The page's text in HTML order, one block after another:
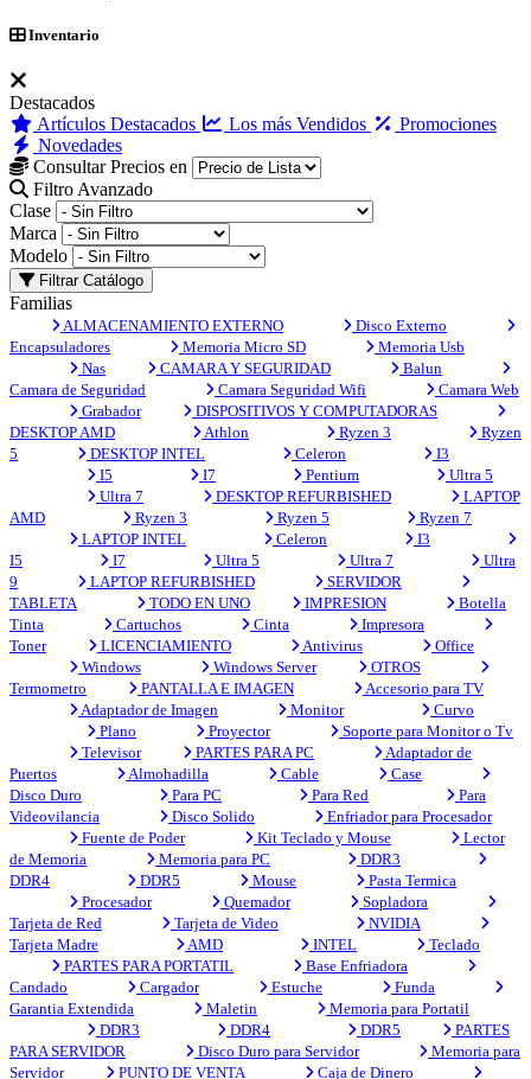
Inventario
Destacados
Artículos Destacados
Los más Vendidos
Promociones
Novedades
Consultar Precios en
Filtro Avanzado
Clase
Marca
Modelo
Filtrar Catálogo
Familias
ALMACENAMIENTO EXTERNO
Disco Externo
Encapsuladores
Memoria Micro SD
Memoria Usb
Nas
CAMARA Y SEGURIDAD
Balun
Camara de Seguridad
Camara Seguridad Wifi
Camara Web
Grabador
DISPOSITIVOS Y COMPUTADORAS
DESKTOP AMD
Athlon Ryzen 3
Ryzen
5
DESKTOP INTEL Celeron
I3
I5
I7 Pentium
Ultra 5
Ultra 7
DESKTOP REFURBISHED
LAPTOP
AMD
Ryzen 3 Ryzen 5
Ryzen 7
LAPTOP INTEL
Celeron
I3
I5
I7 Ultra 5 Ultra 7
Ultra
9
LAPTOP REFURBISHED
SERVIDOR
TABLETA
TODO EN UNO IMPRESION
Botella
Tinta
Cartuchos Cinta
Impresora
Toner
LICENCIAMIENTO Antivirus
Office
Windows
Windows Server
OTROS
Termometro
PANTALLA E IMAGEN
Accesorio para TV
Adaptador de Imagen
Monitor
Curvo
Plano
Proyector
Soporte para Monitor o Tv
Televisor
PARTES PARA PC
Adaptador de
Puertos
Almohadilla Cable
Case
Disco Duro
Para PC Para Red
Para
Videovilancia
Disco Solido
Enfriador para Procesador
Fuente de Poder
Kit Teclado y Mouse
Lector
de Memoria
Memoria para PC
DDR3
DDR4
DDR5 Mouse
Pasta Termica
Procesador
Quemador
Sopladora
Tarjeta de Red
Tarjeta de Video
NVIDIA
Tarjeta Madre
AMD INTEL
Teclado
PARTES PARA PORTATIL
Base Enfriadora
Candado
Cargador Estuche
Funda
Garantia Extendida
Maletin
Memoria para Portatil
DDR3
DDR4 DDR5
PARTES
PARA SERVIDOR
Disco Duro para Servidor
Memoria para
Servidor
PUNTO DE VENTA Caja de Dinero